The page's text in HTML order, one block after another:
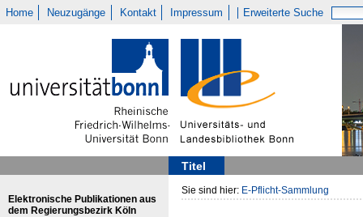
Home Neuzugänge Kontakt Impressum Erweiterte Suche
Titel
Elektronische Publikationen aus
dem Regierungsbezirk Köln
Sie sind hier: E-Pflicht-Sammlung